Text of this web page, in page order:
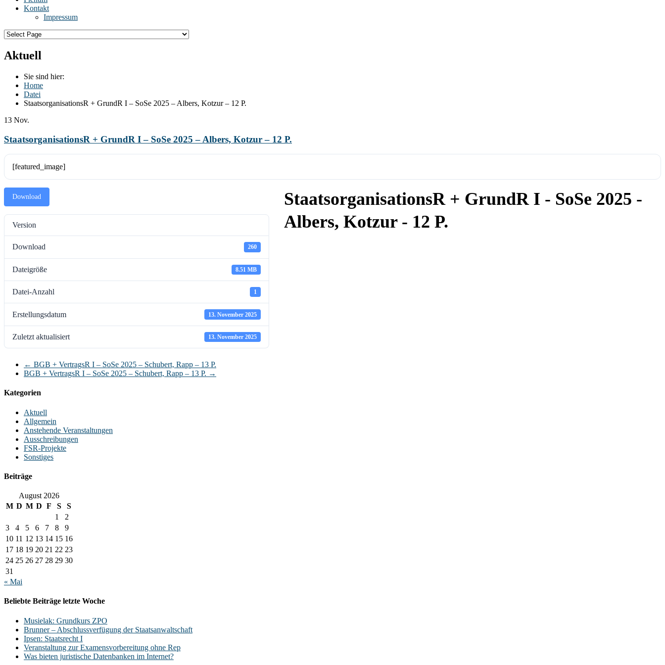
Kontakt
Impressum
Aktuell
Sie sind hier:
Home
Datei
StaatsorganisationsR + GrundR I – SoSe 2025 – Albers, Kotzur – 12 P.
13 Nov.
StaatsorganisationsR + GrundR I – SoSe 2025 – Albers, Kotzur – 12 P.
[featured_image]
Download
Version
Download 260
Dateigröße 8.51 MB
Datei-Anzahl 1
Erstellungsdatum 13. November 2025
Zuletzt aktualisiert 13. November 2025
StaatsorganisationsR + GrundR I - SoSe 2025 -
Albers, Kotzur - 12 P.
← BGB + VertragsR I – SoSe 2025 – Schubert, Rapp – 13 P.
BGB + VertragsR I – SoSe 2025 – Schubert, Rapp – 13 P. →
Kategorien
Aktuell
Allgemein
Anstehende Veranstaltungen
Ausschreibungen
FSR-Projekte
Sonstiges
Beiträge
August 2026
M D M D F S
S
1
2
3
4 5 6 7 8
9
10 11 12 13 14 15 16
17 18 19 20 21 22 23
24 25 26 27 28 29 30
31
« Mai
Beliebte Beiträge letzte Woche
Musielak: Grundkurs ZPO
Brunner – Abschlussverfügung der Staatsanwaltschaft
Ipsen: Staatsrecht I
Veranstaltung zur Examensvorbereitung ohne Rep
Was bieten juristische Datenbanken im Internet?